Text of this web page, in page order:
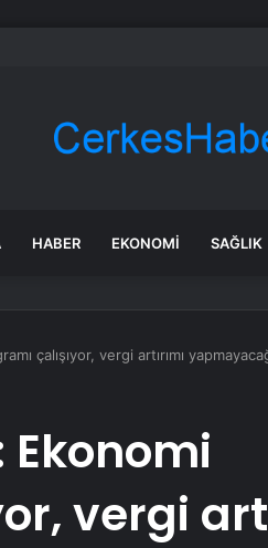
Özgür Özel ile telefonda görüştü
HABER EKONOMI SAĞLIK
çalışıyor, vergi artırımı
vergi